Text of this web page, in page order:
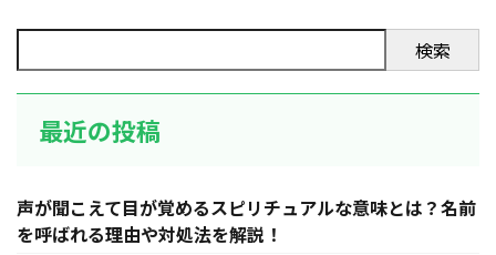
検索
最近の投稿
声が聞こえて目が覚めるスピリチュアルな意味とは？名前
を呼ばれる理由や対処法を解説！